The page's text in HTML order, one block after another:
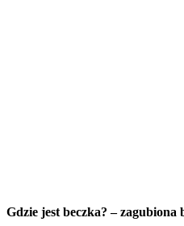
Gdzie jest beczka? – zagubiona